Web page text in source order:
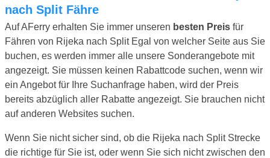
nach Split Fähre
Auf AFerry erhalten Sie immer unseren besten Preis für
Fähren von Rijeka nach Split Egal von welcher Seite aus Sie
buchen, es werden immer alle unsere Sonderangebote mit
angezeigt. Sie müssen keinen Rabattcode suchen, wenn wir
ein Angebot für Ihre Suchanfrage haben, wird der Preis
bereits abzüglich aller Rabatte angezeigt. Sie brauchen nicht
auf anderen Websites suchen.
Wenn Sie nicht sicher sind, ob die Rijeka nach Split Strecke
die richtige für Sie ist, oder wenn Sie sich nicht zwischen den